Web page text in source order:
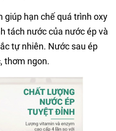
giúp hạn chế quá trình oxy
tách nước của nước ép và
tự nhiên. Nước sau ép
thơm ngon.